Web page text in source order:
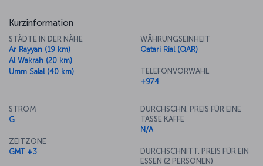
Kurzinformation
STÄDTE IN DER NÄHE
Ar Rayyan (19 km)
Al Wakrah (20 km)
Umm Salal (40 km)
WÄHRUNGSEINHEIT
Qatari Rial (QAR)
TELEFONVORWAHL
+974
STROM
G
ZEITZONE
GMT +3
DURCHSCHN. PREIS FÜR EINE
TASSE KAFFE
N/A
DURCHSCHNITT. PREIS FÜR EIN
ESSEN (2 PERSONEN)